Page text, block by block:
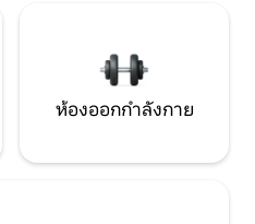
ห้องออกกำลังกาย